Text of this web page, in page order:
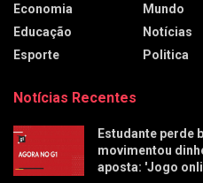
Economia
Educação
Esporte
Mundo
Notícias
Politica
Notícias Recentes
Estudante perde
movimentou
aposta: 'Jogo